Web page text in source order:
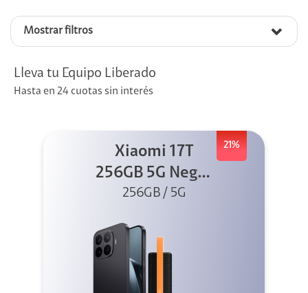
Mostrar filtros
Lleva tu Equipo Liberado
Hasta en 24 cuotas sin interés
21%
Xiaomi 17T
256GB 5G Negro
+ Sound
256GB / 5G